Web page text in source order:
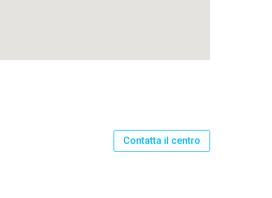
Contatta il centro